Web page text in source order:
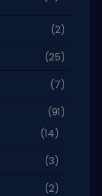
(2)
(25)
(7)
(91)
(14)
(3)
(2)